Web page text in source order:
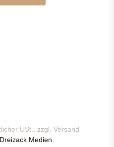
USt., zzgl. Versand
Dreizack Medien.